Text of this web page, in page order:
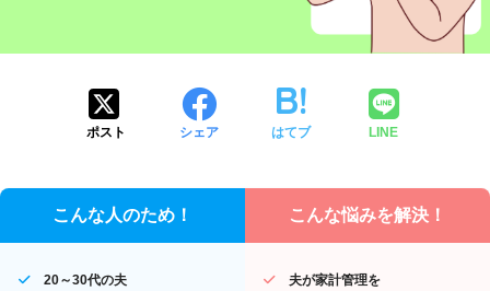
ポスト シェア はてブ LINE
こんな人のため！
20～30代の夫
こんな悩みを解決！
夫が家計管理を